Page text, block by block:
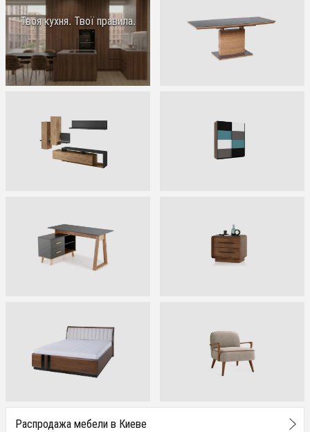
Твоя кухня. Твої правила.
Распродажа мебели в Киеве